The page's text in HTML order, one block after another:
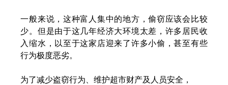
一般来说，这种富人集中的地方，偷窃应该会比较
少。但是由于这几年经济大环境太差，许多居民收
入缩水，以至于这家店迎来了许多小偷，甚至有些
行为极度恶劣。
为了减少盗窃行为、维护超市财产及人员安全，